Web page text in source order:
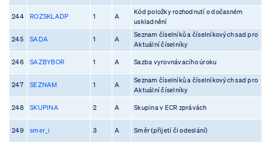
244 ROZSKLADP 1 A
Kód položky rozhodnutí o dočasném
uskladnění
245 SADA 1 A
Seznam číselníků a číselníkových sad pro
Aktuální číselníky
246 SAZBYBOR 1 A Sazba vyrovnávacího úroku
247 SEZNAM 1 A
Seznam číselníků a číselníkových sad pro
Aktuální číselníky
248 SKUPINA 2 A Skupina v ECR zprávách
249 smer_i 3 A Směr (přijetí či odeslání)